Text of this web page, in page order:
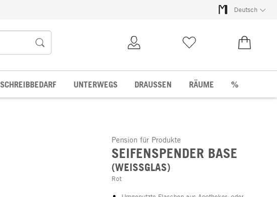
Deutsch
SCHREIBBEDARF UNTERWEGS DRAUSSEN RÄUME %
Pension für Produkte
SEIFENSPENDER BASE
(WEISSGLAS)
Rot